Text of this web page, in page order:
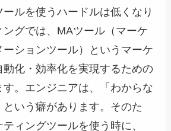
ルを使うハードルは低くなり
ングでは、MAツール（マーケ
ションツール）というマーケ
動化・効率化を実現するための
。エンジニアは、「わからな
いう癖があります。そのた
ィングツールを使う時に、